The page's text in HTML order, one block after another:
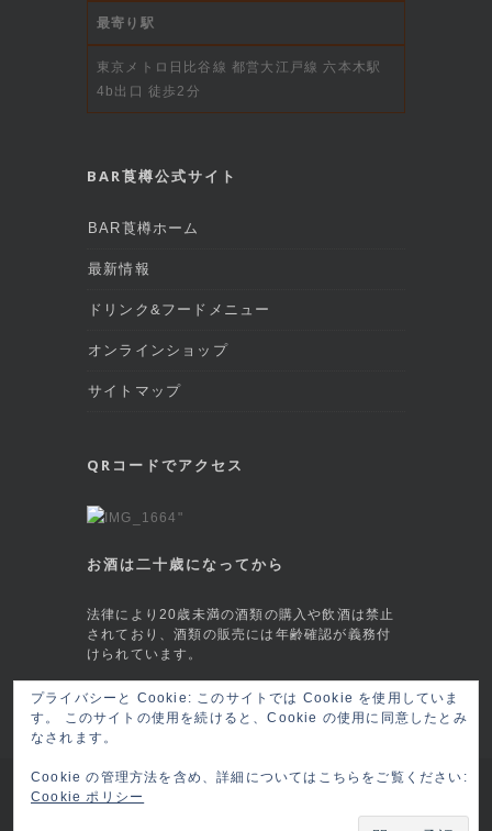
最寄り駅
東京メトロ日比谷線 都営大江戸線 六本木駅
4b出口 徒歩2分
BAR莨樽公式サイト
BAR莨樽ホーム
最新情報
ドリンク&フードメニュー
オンラインショップ
サイトマップ
QRコードでアクセス
お酒は二十歳になってから
法律により20歳未満の酒類の購入や飲酒は禁止
されており、酒類の販売には年齢確認が義務付
けられています。
This site is protected by reCAPTCHA and
the GooglePrivacy PolicyandTerms of
Service
Copyright © 2026 六本木 BAR莨樽(ロウタル/
ロータル) RO-TARU Roppongi, Tokyo
プライバシーと Cookie: このサイトでは Cookie を使用していま
す。 このサイトの使用を続けると、Cookie の使用に同意したとみ
なされます。
Cookie の管理方法を含め、詳細についてはこちらをご覧ください:
Cookie ポリシー